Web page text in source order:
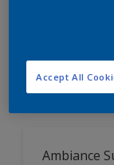
Ambiance
Accept All